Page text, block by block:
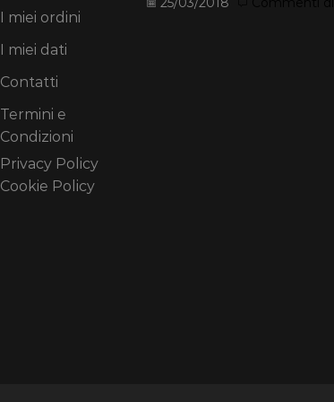
I miei ordini
I miei dati
Contatti
Termini e
Condizioni
Privacy Policy
Cookie Policy